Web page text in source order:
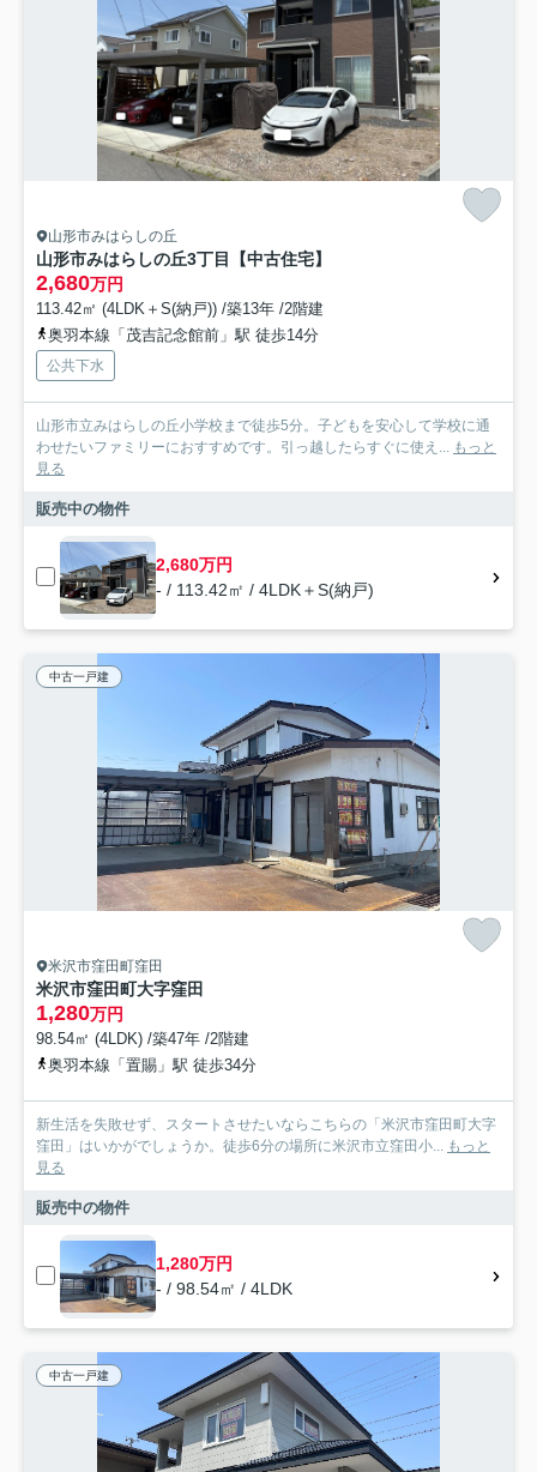
山形市みはらしの丘
山形市みはらしの丘3丁目【中古住宅】
2,680万円
113.42㎡ (4LDK＋S(納戸)) /築13年 /2階建
奥羽本線「茂吉記念館前」駅 徒歩14分
公共下水
山形市立みはらしの丘小学校まで徒歩5分。子どもを安心して学校に通
わせたいファミリーにおすすめです。引っ越したらすぐに使え...
もっと
見る
販売中の物件
2,680万円
- / 113.42㎡ / 4LDK＋S(納戸)
中古一戸建
米沢市窪田町窪田
米沢市窪田町大字窪田
1,280万円
98.54㎡ (4LDK) /築47年 /2階建
奥羽本線「置賜」駅 徒歩34分
新生活を失敗せず、スタートさせたいならこちらの「米沢市窪田町大字
窪田」はいかがでしょうか。徒歩6分の場所に米沢市立窪田小...
もっと
見る
販売中の物件
1,280万円
- / 98.54㎡ / 4LDK
中古一戸建